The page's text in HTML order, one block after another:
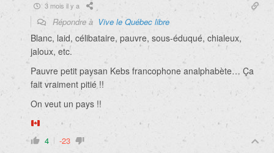
3 mois il y a
Répondre à Vive le Québec libre
Blanc, laid, célibataire, pauvre, sous-éduqué, chialeux,
jaloux, etc.
Pauvre petit paysan Kebs francophone analphabète… Ça
fait vraiment pitié !!
On veut un pays !!
4 -23